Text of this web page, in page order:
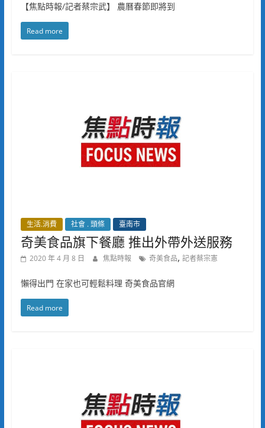
【焦點時報/記者蔡宗武】 農曆春節即將到
Read more
生活.消費 社會 . 頭條 臺南市
奇美食品旗下餐廳 推出外帶外送服務
2020 年 4 月 8 日 焦點時報 奇美食品, 記者蔡宗憲
懶得出門 在家也可輕鬆料理 奇美食品官網
Read more